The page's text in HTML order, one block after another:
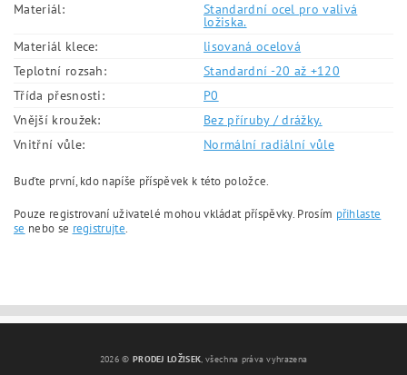
Materiál:
Standardní ocel pro valivá
ložiska.
Materiál klece:
lisovaná ocelová
Teplotní rozsah:
Standardní -20 až +120
Třída přesnosti:
P0
Vnější kroužek:
Bez příruby / drážky.
Vnitřní vůle:
Normální radiální vůle
Buďte první, kdo napíše příspěvek k této položce.
Pouze registrovaní uživatelé mohou vkládat příspěvky. Prosím přihlaste
se nebo se registrujte.
2026 © PRODEJ LOŽISEK, všechna práva vyhrazena